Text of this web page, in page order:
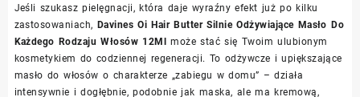
Jeśli szukasz pielęgnacji, która daje wyraźny efekt już po kilku
zastosowaniach, Davines Oi Hair Butter Silnie Odżywiające Masło Do
Każdego Rodzaju Włosów 12Ml
może stać się Twoim ulubionym
kosmetykiem do codziennej regeneracji. To odżywcze i upiększające
masło do włosów o charakterze „zabiegu w domu” – działa
intensywnie i dogłębnie, podobnie jak maska, ale ma kremową,